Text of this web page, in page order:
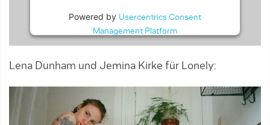
Powered by Usercentrics Consent
Management Platform
Lena Dunham und Jemina Kirke für Lonely: